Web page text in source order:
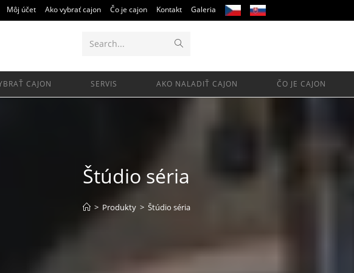
Môj účet Ako vybrať cajon Čo je cajon Kontakt Galeria
Search...
CAJON SERVIS AKO NALADIŤ CAJON ČO JE CAJON
Štúdio séria
> Produkty > Štúdio séria